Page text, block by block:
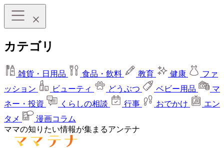
カテゴリ
雑貨・日用品 食品・飲料 教育 健康
ファ
ッション
ビューティ どうぶつ ベビー用品
マ
ネー・投資
くらしの相談 行事 おでかけ
エン
タメ
漫画コラム
ママの知りたい情報が集まるアンテナ